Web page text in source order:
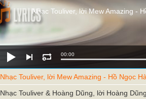
Nhạc Touliver, lời Mew Amazing -
00:00
Nhạc Touliver, lời Mew Amazing - Hồ Ngọc
Nhạc Touliver & Hoàng Dũng, lời Hoàng